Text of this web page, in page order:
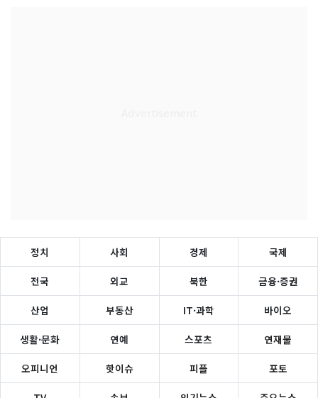
정치 사회 경제 국제
전국 외교 북한 금융·증권
산업 부동산 IT·과학 바이오
생활·문화 연예 스포츠 연재물
오피니언 핫이슈 피플 포토